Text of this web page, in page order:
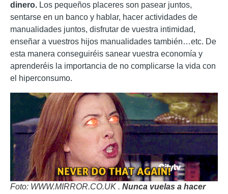
dinero. Los pequeños placeres son pasear juntos,
sentarse en un banco y hablar, hacer actividades de
manualidades juntos, disfrutar de vuestra intimidad,
enseñar a vuestros hijos manualidades también…etc. De
esta manera conseguiréis sanear vuestra economía y
aprenderéis la importancia de no complicarse la vida con
el hiperconsumo.
Foto: WWW.MIRROR.CO.UK . Nunca vuelas a hacer